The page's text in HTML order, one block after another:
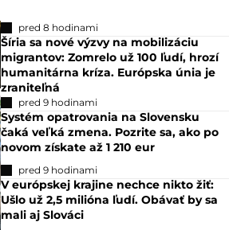
pred 8 hodinami
Šíria sa nové výzvy na mobilizáciu
migrantov: Zomrelo už 100 ľudí, hrozí
humanitárna kríza. Európska únia je
zraniteľná
pred 9 hodinami
Systém opatrovania na Slovensku
čaká veľká zmena. Pozrite sa, ako po
novom získate až 1 210 eur
pred 9 hodinami
V európskej krajine nechce nikto žiť:
Ušlo už 2,5 milióna ľudí. Obávať by sa
mali aj Slováci